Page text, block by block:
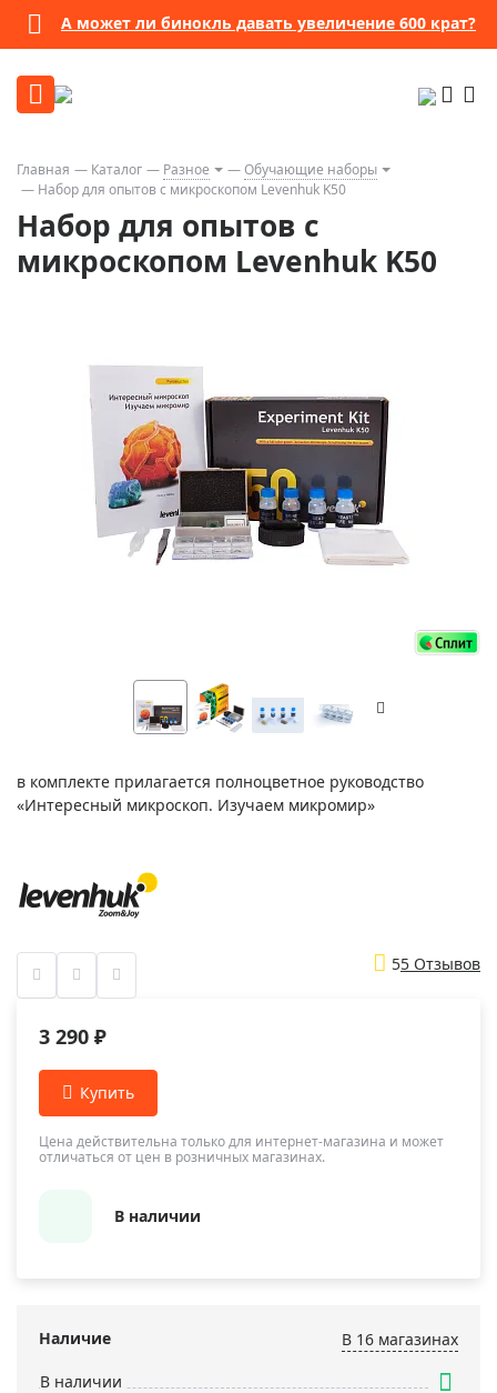
А может ли бинокль давать увеличение 600 крат?
Главная Каталог Разное
Обучающие наборы
Набор для опытов с микроскопом Levenhuk K50
Набор для опытов с
микроскопом Levenhuk K50
в комплекте прилагается полноцветное руководство
«Интересный микроскоп. Изучаем микромир»
55 Отзывов
3 290 ₽
Цена действительна только для интернет-магазина и может
отличаться от цен в розничных магазинах.
В наличии
Наличие
В 16 магазинах
В наличии